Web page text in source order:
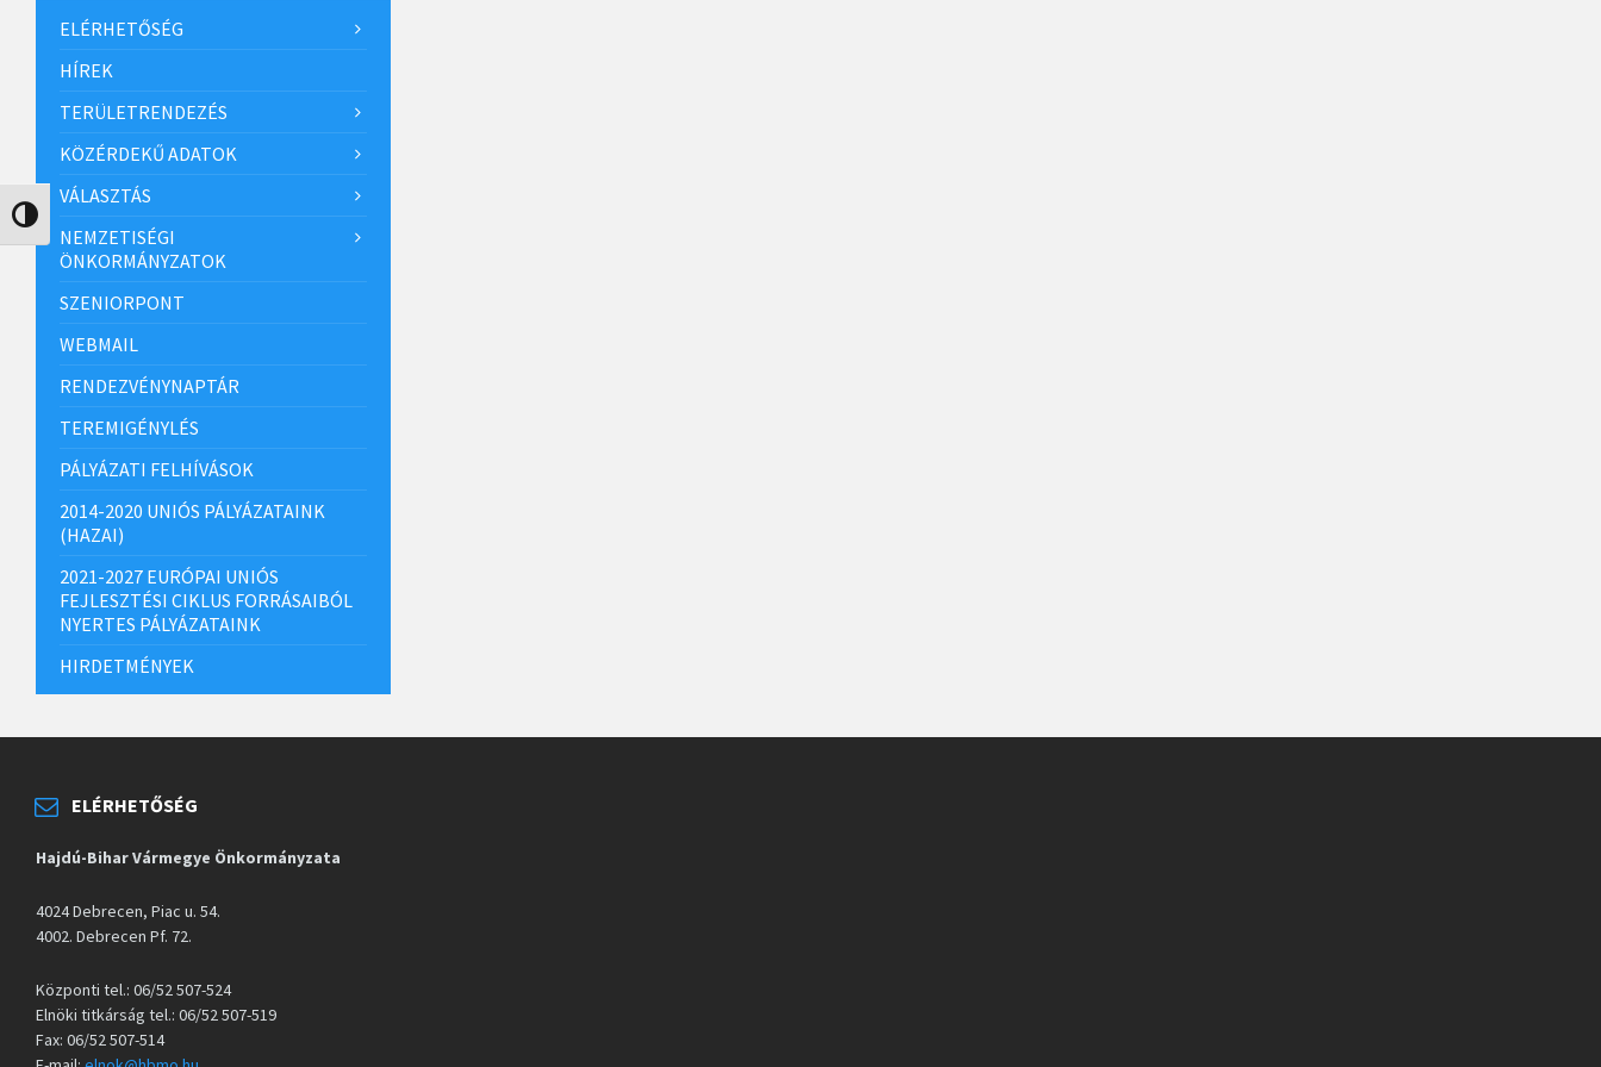
Nagy kontraszt váltása
ELÉRHETŐSÉG
HÍREK
TERÜLETRENDEZÉS
KÖZÉRDEKŰ ADATOK
VÁLASZTÁS
NEMZETISÉGI
ÖNKORMÁNYZATOK
SZENIORPONT
WEBMAIL
RENDEZVÉNYNAPTÁR
TEREMIGÉNYLÉS
PÁLYÁZATI FELHÍVÁSOK
2014-2020 UNIÓS PÁLYÁZATAINK
(HAZAI)
2021-2027 EURÓPAI UNIÓS
FEJLESZTÉSI CIKLUS FORRÁSAIBÓL
NYERTES PÁLYÁZATAINK
HIRDETMÉNYEK
ELÉRHETŐSÉG
Hajdú-Bihar Vármegye Önkormányzata
4024 Debrecen, Piac u. 54.
4002. Debrecen Pf. 72.
Központi tel.: 06/52 507-524
Elnöki titkárság tel.: 06/52 507-519
Fax: 06/52 507-514